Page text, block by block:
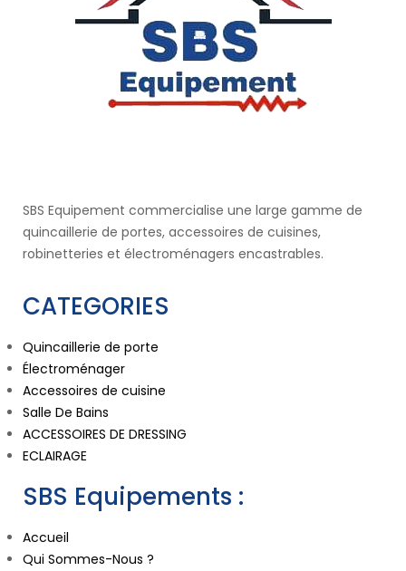
SBS Equipement commercialise une large gamme de
quincaillerie de portes, accessoires de cuisines,
robinetteries et électroménagers encastrables.
CATEGORIES
Quincaillerie de porte
Électroménager
Accessoires de cuisine
Salle De Bains
ACCESSOIRES DE DRESSING
ECLAIRAGE
SBS Equipements :
Accueil
Qui Sommes-Nous ?